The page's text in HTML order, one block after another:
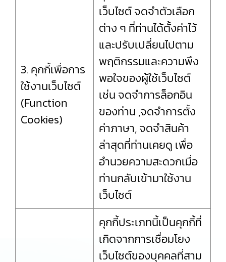
3. คุกกี้เพื่อการ
ใช้งานเว็บไซต์
(Function
Cookies)
เว็บไซต์ จดจำตัวเลือก
ต่าง ๆ ที่ท่านได้ตั้งค่าไว้
และปรับเปลี่ยนไปตาม
พฤติกรรมและความพึง
พอใจของผู้ใช้เว็บไซต์
เช่น จดจำการล็อกอิน
ของท่าน ,จดจำการตั้ง
ค่าภาษา, จดจำสินค้า
ล่าสุดที่ท่านเคยดู เพื่อ
อำนวยความสะดวกเมื่อ
ท่านกลับเข้ามาใช้งาน
เว็บไซต์
คุกกี้ประเภทนี้เป็นคุกกี้ที่
เกิดจากการเชื่อมโยง
เว็บไซต์ของบุคคลที่สาม